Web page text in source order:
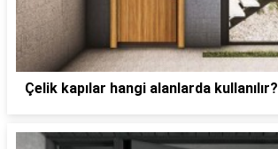
Çelik kapılar hangi alanlarda kullanılır?